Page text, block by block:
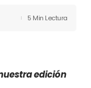
5 Min Lectura
edición